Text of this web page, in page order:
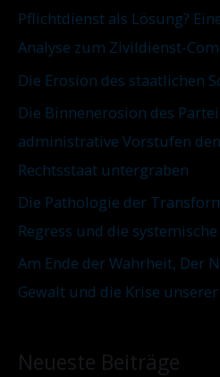
a
c
h
Pflichtdienst als Lösung?
Analyse zum Zivildienst-
Die Erosion des staatlichen
Die Binnenerosion des
administrative Vorstufen
Rechtsstaat untergraben
Die Pathologie der
Regress und die
Am Ende der Wahrheit, Der
Gewalt und die Krise
Neueste Beiträge
i
e